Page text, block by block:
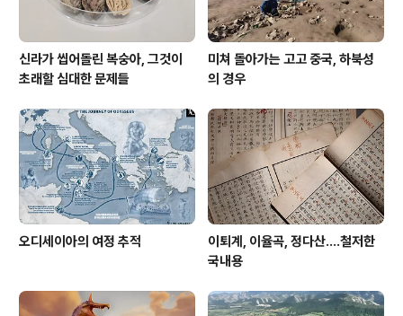
신라가 씹어돌린 복숭아, 그것이
초래할 심대한 문제들
미쳐 돌아가는 고고 중국, 하북성
의 경우
오디세이아의 여정 추적
이퇴계, 이율곡, 정다산....철저한
국내용